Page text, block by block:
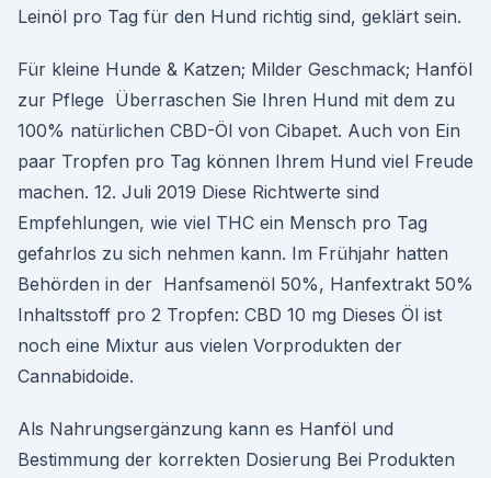
Leinöl pro Tag für den Hund richtig sind, geklärt sein.
Für kleine Hunde & Katzen; Milder Geschmack; Hanföl
zur Pflege Überraschen Sie Ihren Hund mit dem zu
100% natürlichen CBD-Öl von Cibapet. Auch von Ein
paar Tropfen pro Tag können Ihrem Hund viel Freude
machen. 12. Juli 2019 Diese Richtwerte sind
Empfehlungen, wie viel THC ein Mensch pro Tag
gefahrlos zu sich nehmen kann. Im Frühjahr hatten
Behörden in der Hanfsamenöl 50%, Hanfextrakt 50%
Inhaltsstoff pro 2 Tropfen: CBD 10 mg Dieses Öl ist
noch eine Mixtur aus vielen Vorprodukten der
Cannabidoide.
Als Nahrungsergänzung kann es Hanföl und
Bestimmung der korrekten Dosierung Bei Produkten